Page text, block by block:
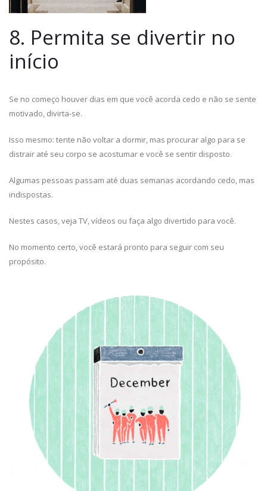
8. Permita se divertir no
início
Se no começo houver dias em que você acorda cedo e não se sente
motivado, divirta-se.
Isso mesmo: tente não voltar a dormir, mas procurar algo para se
distrair até seu corpo se acostumar e você se sentir disposto.
Algumas pessoas passam até duas semanas acordando cedo, mas
indispostas.
Nestes casos, veja TV, vídeos ou faça algo divertido para você.
No momento certo, você estará pronto para seguir com seu
propósito.